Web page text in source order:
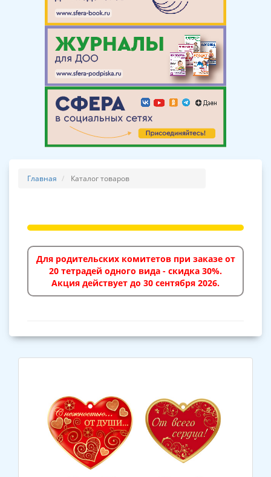
Главная Каталог товаров
Для родительских комитетов при заказе от
20 тетрадей одного вида - скидка 30%.
Акция действует до 30 сентября 2026.